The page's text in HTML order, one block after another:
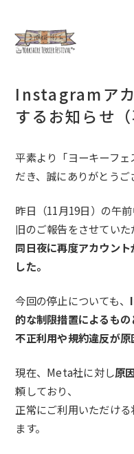
Instagramア
するお知らせ（
平素より「ヨーキーフ
だき、誠にありがとうご
昨日（11月19日）の午
旧のご報告をさせていた
同日夜に再度アカウン
した。
今回の停止についても、
的な制限措置によるもの
不正利用や規約違反が原
現在、Meta社に対し原
頼しており、
正常にご利用いただけ
ます。